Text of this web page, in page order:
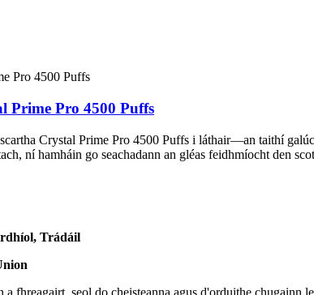
Prime Pro 4500 Puffs
Crystal Prime Pro 4500 Puffs i láthair—an taithí
ní hamháin go seachadann an gléas feidhmíocht den
Trádáil
fhreagairt, seol do cheisteanna agus d'orduithe chugainn